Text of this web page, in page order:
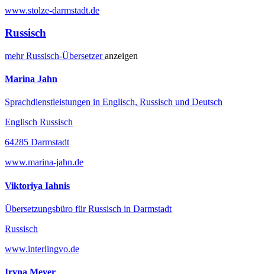
www.stolze-darmstadt.de
Russisch
mehrRussisch-Übersetzeranzeigen
Marina Jahn
Sprachdienstleistungen in Englisch, Russisch und Deutsch
Englisch Russisch
64285 Darmstadt
www.marina-jahn.de
Viktoriya Iahnis
Übersetzungsbüro für Russisch in Darmstadt
Russisch
www.interlingvo.de